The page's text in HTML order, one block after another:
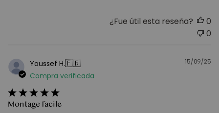
¿Fue útil esta reseña?
0
0
Youssef H.🇫🇷
Compra verificada
Montage facile
15/09/25